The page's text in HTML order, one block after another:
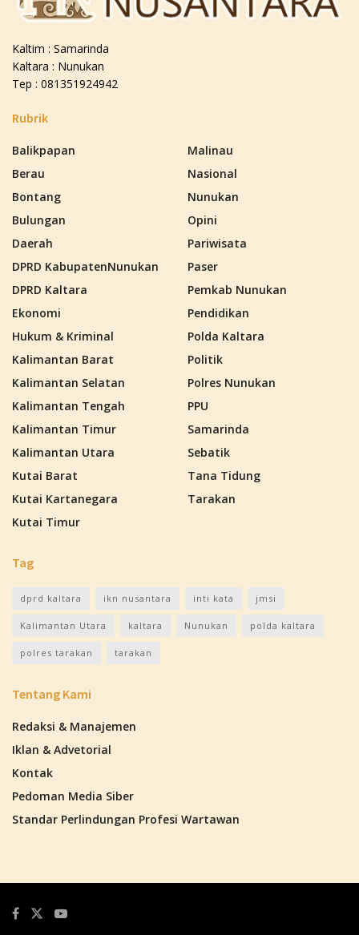
Kaltim : Samarinda
Kaltara : Nunukan
Tep : 081351924942
Rubrik
Balikpapan
Berau
Bontang
Bulungan
Daerah
DPRD KabupatenNunukan
DPRD Kaltara
Ekonomi
Hukum & Kriminal
Kalimantan Barat
Kalimantan Selatan
Kalimantan Tengah
Kalimantan Timur
Kalimantan Utara
Kutai Barat
Kutai Kartanegara
Kutai Timur
Malinau
Nasional
Nunukan
Opini
Pariwisata
Paser
Pemkab Nunukan
Pendidikan
Polda Kaltara
Politik
Polres Nunukan
PPU
Samarinda
Sebatik
Tana Tidung
Tarakan
Tag
dprd kaltara ikn nusantara inti kata jmsi
Kalimantan Utara kaltara Nunukan polda kaltara
polres tarakan tarakan
Tentang Kami
Redaksi & Manajemen
Iklan & Advetorial
Kontak
Pedoman Media Siber
Standar Perlindungan Profesi Wartawan